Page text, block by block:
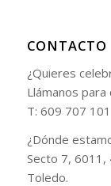
CONTACTO
¿Quieres
Llámanos
T: 609 707
¿Dónde
Secto 7, 6011,
Toledo.